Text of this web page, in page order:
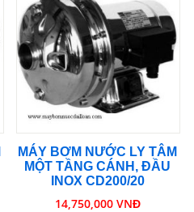
MÁY BƠM NƯỚC LY TÂM
MỘT TẦNG CÁNH, ĐẦU
INOX CD200/20
14,750,000 VNĐ